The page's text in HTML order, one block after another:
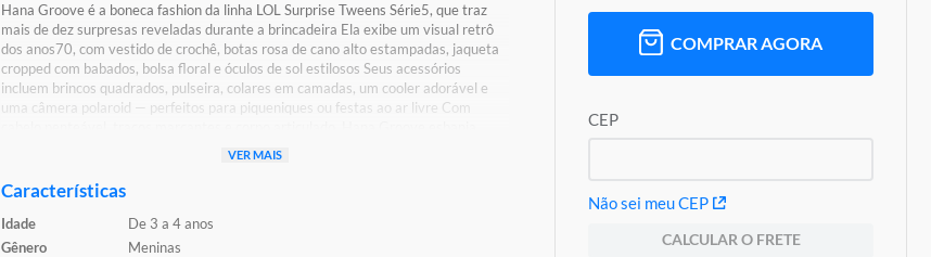
Hana Groove é a boneca fashion da linha LOL Surprise Tweens Série5, que traz
mais de dez surpresas reveladas durante a brincadeira Ela exibe um visual retrô
dos anos70, com vestido de crochê, botas rosa de cano alto estampadas, jaqueta
cropped com babados, bolsa floral e óculos de sol estilosos Seus acessórios
incluem brincos quadrados, pulseira, colares em camadas, um cooler adorável e
uma câmera polaroid — perfeitos para piqueniques ou festas ao ar livre Com
entre amigas
Detalhes:
Certificação: Certificado Pelos Órgãos Autorizados - OCP`S(Organismos De
VER MAIS
Características
Idade
De 3 a 4 anos
Gênero
Meninas
COMPRAR AGORA
CEP
Não sei meu CEP
CALCULAR O FRETE